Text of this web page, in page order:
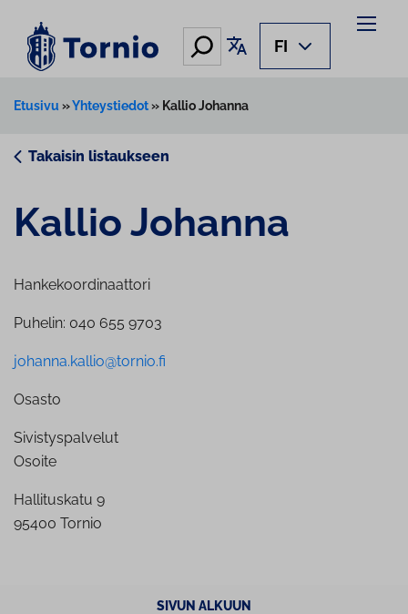
sisältöön
Hae Käännä sivu
FI
Etusivu »Yhteystiedot» Kallio Johanna
Takaisin listaukseen
Kallio Johanna
Hankekoordinaattori
Puhelin: 040 655 9703
johanna.kallio@tornio.fi
Osasto
Sivistyspalvelut
Osoite
Hallituskatu 9
95400 Tornio
SIVUN ALKUUN